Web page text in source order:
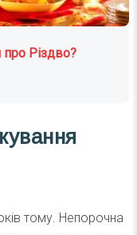
Різдво?
тому. Непорочна